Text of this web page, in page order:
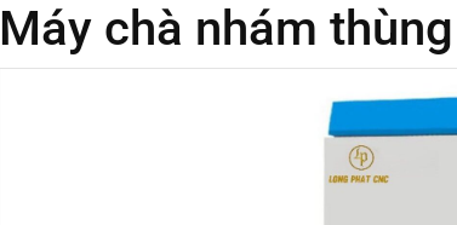
Máy chà nhám